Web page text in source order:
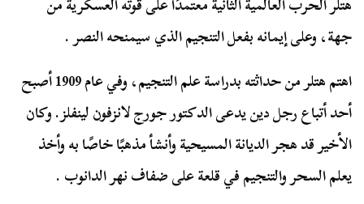
جهة، وعلى إيمانه بفعل التنجيم الذي سيمنحه النصر .
اهتم هتلر من حداثته بدراسة علم التنجيم، وفي عام 1909 أصبح
أحد أتباع رجل دين يدعى الدكتور جورج لانزفون لينفلز. وكان
الأخير قد هجر الديانة المسيحية وأنشأ مذهبًا خاصًا به وأخذ
يعلم السحر والتنجيم في قلعة على ضفاف نهر الدانوب .